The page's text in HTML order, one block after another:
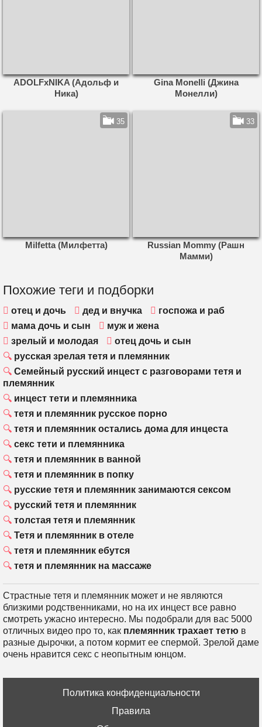
ADOLFxNIKA (Адольф и
Ника)
Gina Monelli (Джина
Монелли)
35
Milfetta (Милфетта)
33
Russian Mommy (Рашн
Мамми)
Похожие теги и подборки
отец и дочь дед и внучка
госпожа и раб
мама дочь и сын
муж и жена
зрелый и молодая
отец дочь и сын
русская зрелая тетя и племянник
Семейный русский инцест с разговорами тетя и
племянник
инцест тети и племянника
тетя и племянник русское порно
тетя и племянник остались дома для инцеста
секс тети и племянника
тетя и племянник в ванной
тетя и племянник в попку
русские тетя и племянник занимаются сексом
русский тетя и племянник
толстая тетя и племянник
Тетя и племянник в отеле
тетя и племянник ебутся
тетя и племянник на массаже
Страстные тетя и племянник может и не являются
близкими родственниками, но на их инцест все равно
смотреть ужасно интересно. Мы подобрали для вас 5000
отличных видео про то, как племянник трахает тетю в
разные дырочки, а потом кормит ее спермой. Зрелой даме
очень нравится секс с неопытным юнцом.
Политика конфиденциальности
Правила